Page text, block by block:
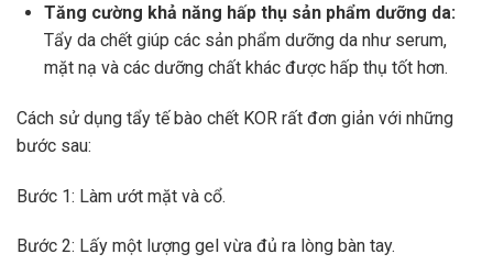
Tăng cường khả năng hấp thụ sản phẩm dưỡng da:
Tẩy da chết giúp các sản phẩm dưỡng da như serum,
mặt nạ và các dưỡng chất khác được hấp thụ tốt hơn.
Cách sử dụng tẩy tế bào chết KOR rất đơn giản với những
bước sau:
Bước 1: Làm ướt mặt và cổ.
Bước 2: Lấy một lượng gel vừa đủ ra lòng bàn tay.